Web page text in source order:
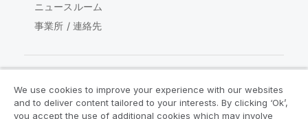
ニュースルーム
事業所 / 連絡先
Qlik コミュニティ
We use cookies to improve your experience with our websites
and to deliver content tailored to your interests. By clicking ‘Ok’,
you accept the use of additional cookies which may involve